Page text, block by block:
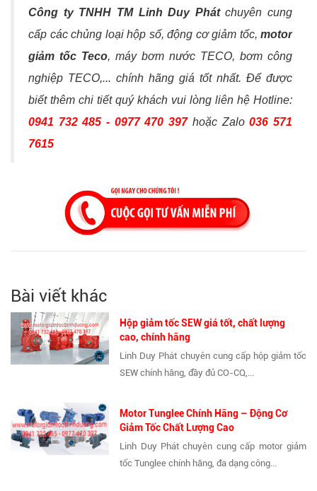
Công ty TNHH TM Linh Duy Phátchuyên cung
cấp các chủng loại hộp số, động cơ giảm tốc, motor
giảm tốc Teco, máy bơm nước TECO, bơm công
nghiệp TECO,... chính hãng giá tốt nhất. Để được
biết thêm chi tiết quý khách vui lòng liên hệ Hotline:
0941 732 485 - 0977 470 397hoặc Zalo036 571
7615
Bài viết khác
Hộp giảm tốc SEW giá tốt, chất lượng
cao, chính hãng
Linh Duy Phát chuyên cung cấp hộp giảm tốc
SEW chính hãng, đầy đủ CO-CQ,...
Motor Tunglee Chính Hãng – Động Cơ
Giảm Tốc Chất Lượng Cao
Linh Duy Phát chuyên cung cấp motor giảm
tốc Tunglee chính hãng, đa dạng công...